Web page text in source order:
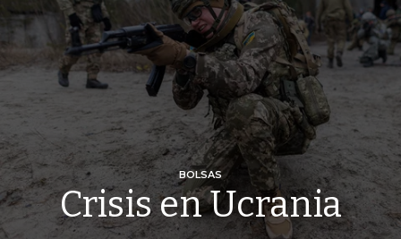
BOLSAS
Crisis en Ucrania